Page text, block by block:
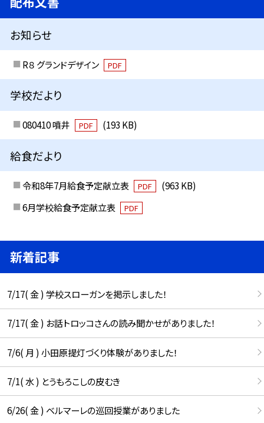
お知らせ
R８ グランドデザイン PDF
学校だより
080410 噴井 PDF (193 KB)
給食だより
令和8年7月給食予定献立表 PDF
(963 KB)
6月学校給食予定献立表
PDF
新着記事
7/17( 金 ) 学校スローガンを掲示しました！
7/17( 金 ) お話トロッコさんの読み聞かせがありました！
7/6( 月 ) 小田原提灯づくり体験がありました！
7/1( 水 ) とうもろこしの皮むき
6/26( 金 ) ベルマーレの巡回授業がありました